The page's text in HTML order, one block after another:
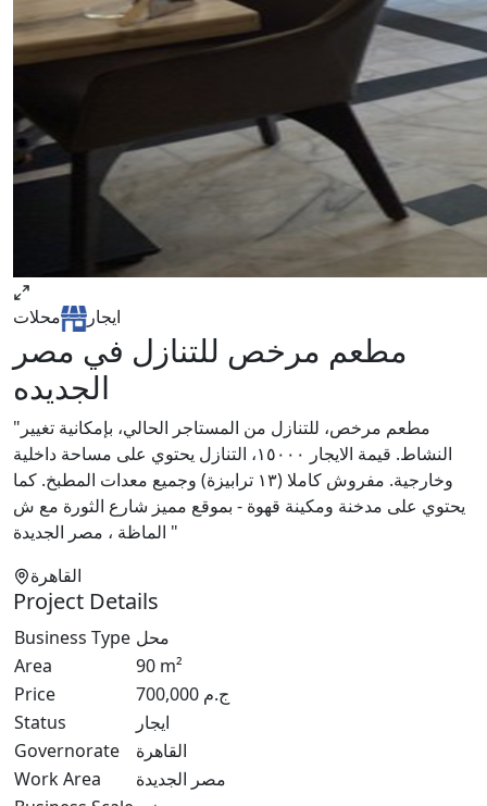
ايجار محلات
مطعم مرخص للتنازل في مصر
الجديده
"مطعم مرخص، للتنازل من المستاجر الحالي، بإمكانية تغيير
النشاط. قيمة الايجار ١٥٠٠٠، التنازل يحتوي على مساحة داخلية
وخارجية. مفروش كاملا (١٣ ترابيزة) وجميع معدات المطبخ. كما
يحتوي على مدخنة ومكينة قهوة - بموقع مميز شارع الثورة مع ش
الماظة ، مصر الجديدة "
القاهرة
Project Details
Business Type محل
Area
90 m²
Price
700,000 ج.م
Status
ايجار
Governorate
القاهرة
Work Area
مصر الجديدة